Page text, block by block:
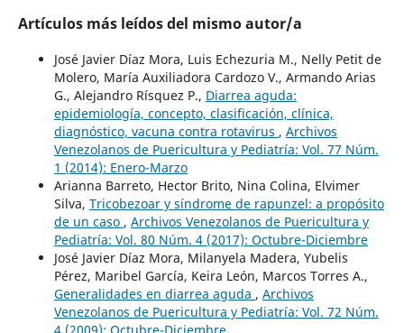
Artículos más leídos del mismo autor/a
José Javier Díaz Mora, Luis Echezuria M., Nelly Petit de
Molero, María Auxiliadora Cardozo V., Armando Arias
G., Alejandro Rísquez P., Diarrea aguda:
epidemiología, concepto, clasificación, clínica,
diagnóstico, vacuna contra rotavirus , Archivos
Venezolanos de Puericultura y Pediatría: Vol. 77 Núm.
1 (2014): Enero-Marzo
Arianna Barreto, Hector Brito, Nina Colina, Elvimer
Silva, Tricobezoar y síndrome de rapunzel: a propósito
de un caso , Archivos Venezolanos de Puericultura y
Pediatría: Vol. 80 Núm. 4 (2017): Octubre-Diciembre
José Javier Díaz Mora, Milanyela Madera, Yubelis
Pérez, Maribel García, Keira León, Marcos Torres A.,
Generalidades en diarrea aguda , Archivos
Venezolanos de Puericultura y Pediatría: Vol. 72 Núm.